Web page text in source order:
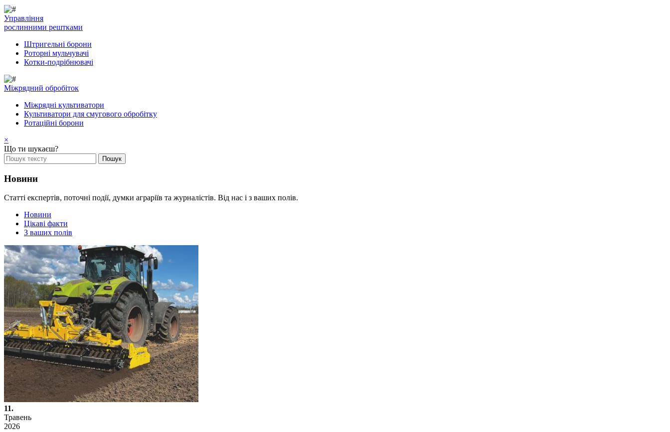
Управління
рослинними рештками
Штригельні борони
Pоторні мульчувачі
Котки-подрібнювачі
Mіжрядний обробіток
Міжрядні культиватори
Культиватори для смугового обробітку
Ротаційні борони
×
Що ти шукаєш?
Новини
Статті експертів, поточні події, думки аграріїв та журналістів. Від нас і з ваших полів.
Новини
Цікаві факти
З ваших полів
11.
Травень
2026